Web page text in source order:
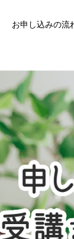
お申し込みの流